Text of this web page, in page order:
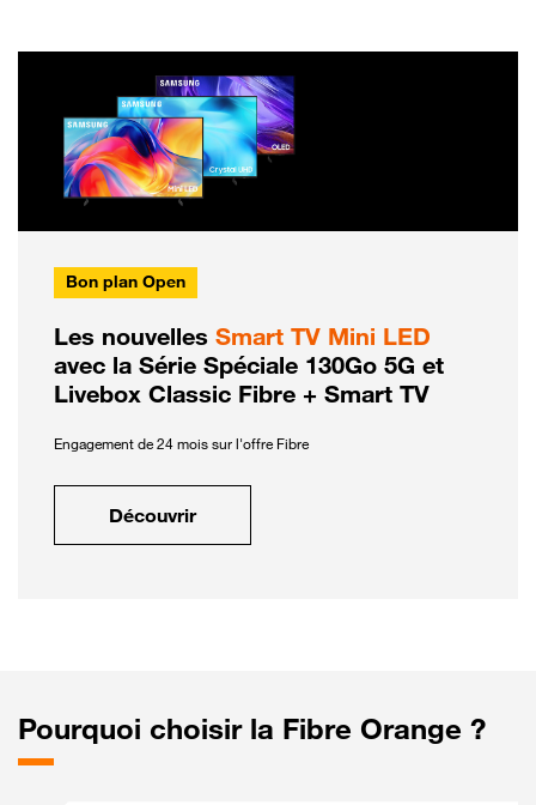
Bon plan Open
Les nouvelles Smart TV Mini LED
avec la Série Spéciale 130Go 5G et
Livebox Classic Fibre + Smart TV
Engagement de 24 mois sur l'offre Fibre
Découvrir
Pourquoi choisir la Fibre Orange ?